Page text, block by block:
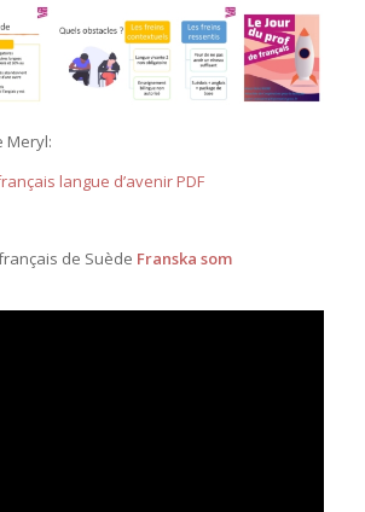
Meryl:
langue d’avenir PDF
de Suède Franska som